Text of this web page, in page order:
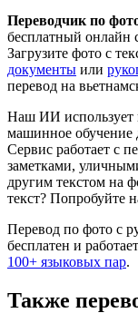
Переводчик по
бесплатный онлайн
Загрузите фото с
документы или
перевод на
Наш ИИ использует
машинное обучение
Сервис работает с
заметками,
другим текстом на
текст? Попробуйте
Перевод по фото с
бесплатен и
100+ языковых пар.
Также